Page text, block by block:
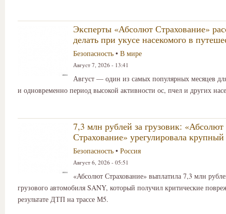
Эксперты «Абсолют Страхование»
делать при укусе насекомого в
Безопасность • В мире
Август 7, 2026 - 13:41
Август — один из самых популярных месяцев
и одновременно период высокой активности ос, пчел и других
7,3 млн рублей за грузовик: «Абсолют
Страхование» урегулировала
Безопасность • Россия
Август 6, 2026 - 05:51
«Абсолют Страхование» выплатила 7,3 млн
грузового автомобиля SANY, который получил критические
результате ДТП на трассе М5.